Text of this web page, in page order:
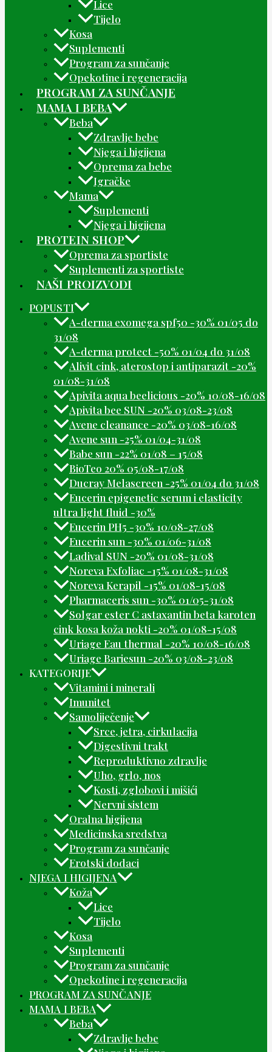
Lice
Tijelo
Kosa
Suplementi
Program za sunčanje
Opekotine i regeneracija
PROGRAM ZA SUNČANJE
MAMA I BEBA
Beba
Zdravlje bebe
Njega i higijena
Oprema za bebe
Igračke
Mama
Suplementi
Njega i higijena
PROTEIN SHOP
Oprema za sportiste
Suplementi za sportiste
NAŠI PROIZVODI
POPUSTI
A-derma exomega spf50 -30% 01/05 do
31/08
A-derma protect -50% 01/04 do 31/08
Alivit cink, aterostop i antiparazit -20%
01/08-31/08
Apivita aqua beelicious -20% 10/08-16/08
Apivita bee SUN -20% 03/08-23/08
Avene cleanance -20% 03/08-16/08
Avene sun -25% 01/04-31/08
Babe sun -22% 01/08 – 15/08
BioTeo 20% 05/08-17/08
Ducray Melascreen -25% 01/04 do 31/08
Eucerin epigenetic serum i elasticity
ultra light fluid -30%
Eucerin PH5 -30% 10/08-27/08
Eucerin sun -30% 01/06-31/08
Ladival SUN -20% 01/08-31/08
Noreva Exfoliac -15% 01/08-31/08
Noreva Kerapil -15% 01/08-15/08
Pharmaceris sun -30% 01/05-31/08
Solgar ester C astaxantin beta karoten
cink kosa koža nokti -20% 01/08-15/08
Uriage Eau thermal -20% 10/08-16/08
Uriage Bariesun -20% 03/08-23/08
KATEGORIJE
Vitamini i minerali
Imunitet
Samoliječenje
Srce, jetra, cirkulacija
Digestivni trakt
Reproduktivno zdravlje
Uho, grlo, nos
Kosti, zglobovi i mišići
Nervni sistem
Oralna higijena
Medicinska sredstva
Program za sunčanje
Erotski dodaci
NJEGA I HIGIJENA
Koža
Lice
Tijelo
Kosa
Suplementi
Program za sunčanje
Opekotine i regeneracija
PROGRAM ZA SUNČANJE
MAMA I BEBA
Beba
Zdravlje bebe